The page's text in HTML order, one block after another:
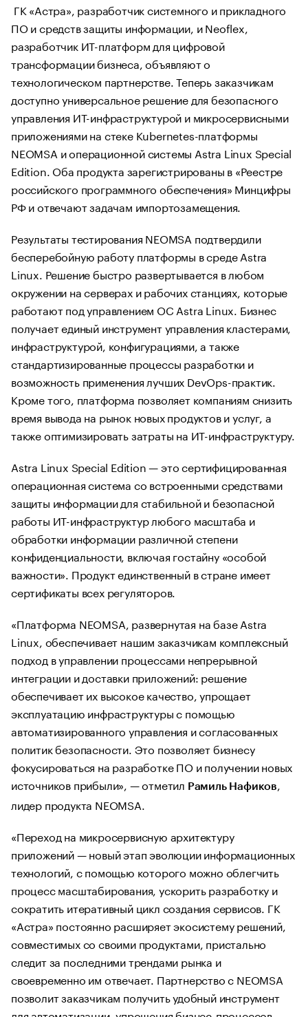
ГК «Астра», разработчик системного и прикладного
ПО и средств защиты информации, и Neoflex,
разработчик ИТ-платформ для цифровой
трансформации бизнеса, объявляют о
технологическом партнерстве. Теперь заказчикам
доступно универсальное решение для безопасного
управления ИТ-инфраструктурой и микросервисными
приложениями на стеке Kubernetes-платформы
NEOMSA и операционной системы Astra Linux Special
Edition. Оба продукта зарегистрированы в «Реестре
российского программного обеспечения» Минцифры
РФ и отвечают задачам импортозамещения.
Результаты тестирования NEOMSA подтвердили
бесперебойную работу платформы в среде Astra
Linux. Решение быстро развертывается в любом
окружении на серверах и рабочих станциях, которые
работают под управлением ОС Astra Linux. Бизнес
получает единый инструмент управления кластерами,
инфраструктурой, конфигурациями, а также
стандартизированные процессы разработки и
возможность применения лучших DevOps-практик.
Кроме того, платформа позволяет компаниям снизить
время вывода на рынок новых продуктов и услуг, а
также оптимизировать затраты на ИТ-инфраструктуру.
Astra Linux Special Edition — это сертифицированная
операционная система со встроенными средствами
защиты информации для стабильной и безопасной
работы ИТ-инфраструктур любого масштаба и
обработки информации различной степени
конфиденциальности, включая гостайну «особой
важности». Продукт единственный в стране имеет
сертификаты всех регуляторов.
«Платформа NEOMSA, развернутая на базе Astra
Linux, обеспечивает нашим заказчикам комплексный
подход в управлении процессами непрерывной
интеграции и доставки приложений: решение
обеспечивает их высокое качество, упрощает
эксплуатацию инфраструктуры с помощью
автоматизированного управления и согласованных
политик безопасности. Это позволяет бизнесу
фокусироваться на разработке ПО и получении новых
источников прибыли», — отметил Рамиль Нафиков,
лидер продукта NEOMSA.
«Переход на микросервисную архитектуру
приложений — новый этап эволюции информационных
технологий, с помощью которого можно облегчить
процесс масштабирования, ускорить разработку и
сократить итеративный цикл создания сервисов. ГК
«Астра» постоянно расширяет экосистему решений,
совместимых со своими продуктами, пристально
следит за последними трендами рынка и
своевременно им отвечает. Партнерство с NEOMSA
позволит заказчикам получить удобный инструмент